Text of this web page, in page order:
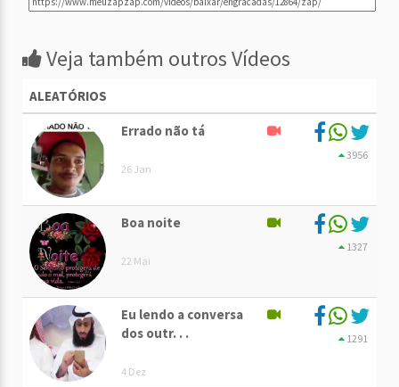
Veja também outros Vídeos
ALEATÓRIOS
Errado não tá
26 Jan
3956
Boa noite
22 Mai
1327
Eu lendo a conversa
dos outr. . .
4 Dez
1291